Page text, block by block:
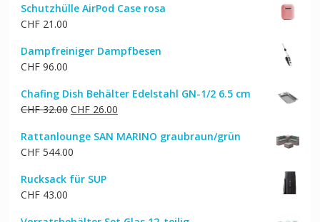
Schutzhülle AirPod Case rosa
CHF21.00
Dampfreiniger Dampfbesen
CHF96.00
Chafing Dish Behälter Edelstahl GN-1/2 6.5 cm
CHF32.00 Ursprünglicher
war:
CHF 32.00
CHF26.00Aktueller
ist:
Rattanlounge SAN MARINO graubraun/grün
CHF544.00
Rucksack für SUP
CHF43.00